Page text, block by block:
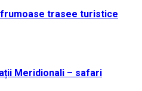
frumoase trasee turistice
Meridionali – safari